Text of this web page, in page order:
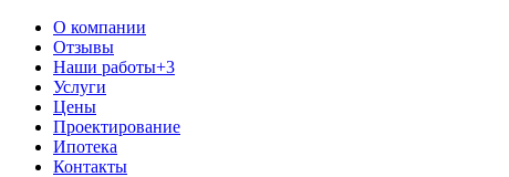
О компании
Отзывы
Наши работы+3
Услуги
Цены
Проектирование
Ипотека
Контакты